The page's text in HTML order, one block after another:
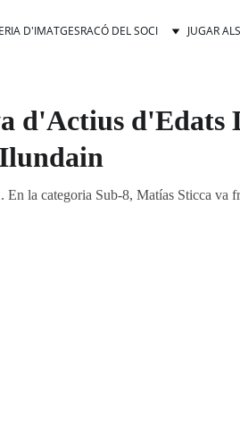
D'IMATGESRACÓ DEL SOCI JUGAR
d'Actius d'Edats
Ilundain
la categoria Sub-8, Matías Sticca va